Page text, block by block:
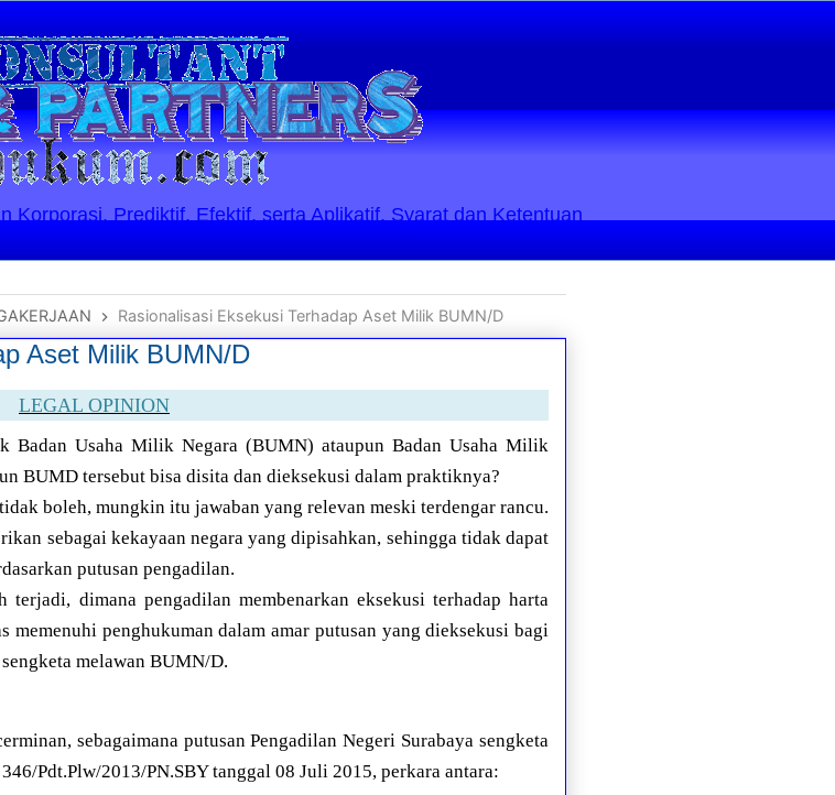
Korporasi. Prediktif, Efektif, serta Aplikatif. Syarat dan Ketentuan
Rasionalisasi Eksekusi Terhadap Aset Milik BUMN/D
Aset Milik BUMN/D
LEGAL OPINION
Badan Usaha Milik Negara (BUMN) ataupun Badan Usaha Milik
BUMD tersebut bisa disita dan dieksekusi dalam praktiknya?
boleh, mungkin itu jawaban yang relevan meski terdengar rancu.
sebagai kekayaan negara yang dipisahkan, sehingga tidak dapat
putusan pengadilan.
terjadi, dimana pengadilan membenarkan eksekusi terhadap harta
memenuhi penghukuman dalam amar putusan yang dieksekusi bagi
melawan BUMN/D.
sebagaimana putusan Pengadilan Negeri Surabaya sengketa
Pdt.Plw/2013/PN.SBY tanggal 08 Juli 2015, perkara antara: